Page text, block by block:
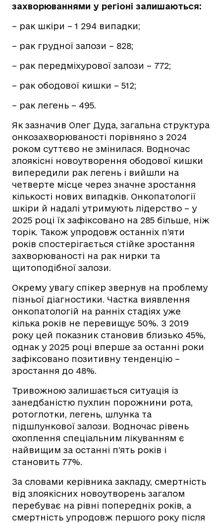
захворюваннями у регіоні залишаються:
– рак шкіри – 1 294 випадки;
– рак грудної залози – 828;
– рак передміхурової залози – 772;
– рак ободової кишки – 512;
– рак легень – 495.
Як зазначив Олег Дуда, загальна структура
онкозахворюваності порівняно з 2024
роком суттєво не змінилася. Водночас
злоякісні новоутворення ободової кишки
випередили рак легень і вийшли на
четверте місце через значне зростання
кількості нових випадків. Онкопатології
шкіри й надалі утримують лідерство – у
2025 році їх зафіксовано на 285 більше, ніж
торік. Також упродовж останніх п’яти
років спостерігається стійке зростання
захворюваності на рак нирки та
щитоподібної залози.
Окрему увагу спікер звернув на проблему
пізньої діагностики. Частка виявлення
онкопатологій на ранніх стадіях уже
кілька років не перевищує 50%. З 2019
року цей показник становив близько 45%,
однак у 2025 році вперше за останні роки
зафіксовано позитивну тенденцію –
зростання до 48%.
Тривожною залишається ситуація із
занедбаністю пухлин порожнини рота,
ротоглотки, легень, шлунка та
підшлункової залози. Водночас рівень
охоплення спеціальним лікуванням є
найвищим за останні п’ять років і
становить 77%.
За словами керівника закладу, смертність
від злоякісних новоутворень загалом
перебуває на рівні попередніх років, а
смертність упродовж першого року після